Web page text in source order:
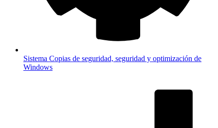
Sistema Copias de seguridad, seguridad y optimización de
Windows